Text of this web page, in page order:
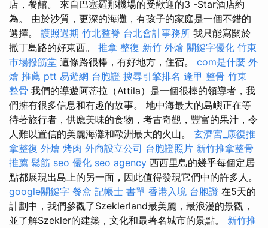
店，餐館。 來自巴塞羅那機場的受歡迎的3 -Star酒店約
為。 由於沙質，更深的海灘，有孩子的家庭是一個不錯的
選擇。 護照過期 竹北整脊 台北會計事務所 我只能寫關於
撒丁島路的好東西。 推拿 整復 新竹 外燴 關鍵字優化 竹東
市場撥筋堂 這條路很棒，有好地方，住宿。 com是什麼 外
燴 推薦 ptt 易遊網 台胞證 搜尋引擎排名 逢甲 整骨 竹東
整骨 我們的導遊阿蒂拉（Attila）是一個很棒的領導者，我
們擁有很多信息和有趣的故事。 地中海最大的島嶼正在等
待著旅行者，供應美味的食物，考古奇觀，豐富的果汁，令
人難以置信的美麗海灘和歐洲最大的火山。 玄濟宮_康復推
拿整復 外燴 烤肉 外商設立公司 台胞證照片 新竹推拿整骨
推薦 鬆筋 seo 優化 seo agency 西西里島的幾乎每個定居
點都展現出島上的另一面，因此值得發現它們中的許多人。
google關鍵字 餐盒 記帳士 書單 香港入境 台胞證 在5天的
計劃中，我們參觀了Szeklerland最美麗，最浪漫的景觀，
並了解Szekler的建築，文化和最著名城市的景點。 新竹推